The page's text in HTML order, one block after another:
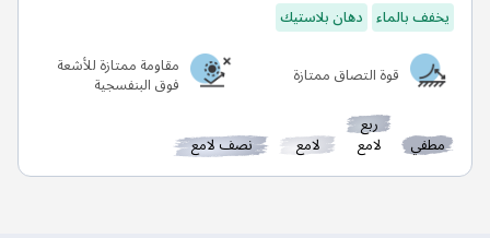
يخفف بالماء دهان بلاستيك
قوة التصاق ممتازة
مقاومة ممتازة للأشعة
فوق البنفسجية
مطفي
ربع
لامع لامع نصف لامع